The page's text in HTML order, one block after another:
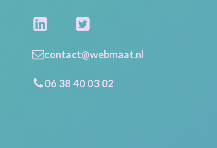
contact@webmaat.nl
06 38 40 03 02